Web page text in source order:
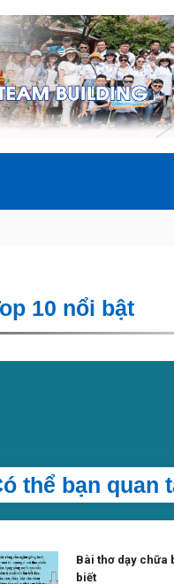
10 nổi bật
thể bạn quan
Bài thơ dạy chữa
biết